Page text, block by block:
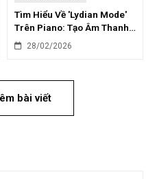
Tìm Hiểu Về 'Lydian Mode'
Trên Piano: Tạo Âm Thanh
Mơ Màng
28/02/2026
bài viết